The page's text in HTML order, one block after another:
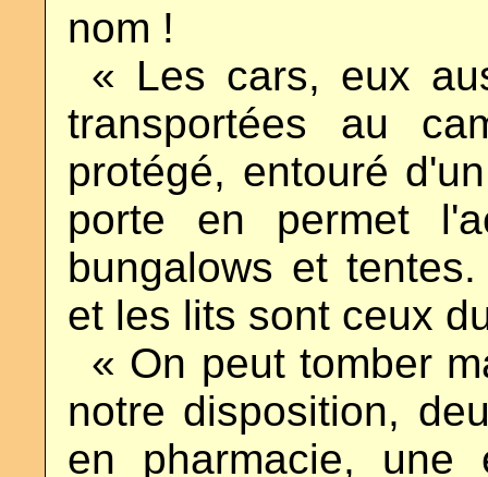
nom !
« Les cars, eux
transportées au
protégé, entouré
porte en permet
bungalows et
et les lits sont ceux
« On peut tomber
notre disposition,
en pharmacie, une